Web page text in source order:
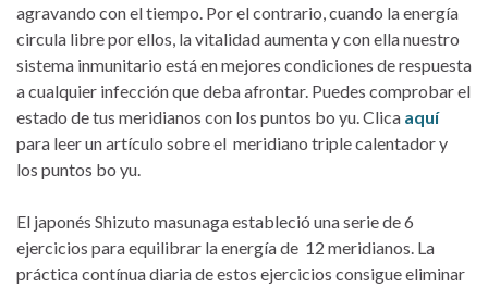
agravando con el tiempo. Por el contrario, cuando la energía
circula libre por ellos, la vitalidad aumenta y con ella nuestro
sistema inmunitario está en mejores condiciones de respuesta
a cualquier infección que deba afrontar. Puedes comprobar el
estado de tus meridianos con los puntos bo yu. Clica aquí
para leer un artículo sobre el meridiano triple calentador y
los puntos bo yu.
El japonés Shizuto masunaga estableció una serie de 6
ejercicios para equilibrar la energía de 12 meridianos. La
práctica contínua diaria de estos ejercicios consigue eliminar